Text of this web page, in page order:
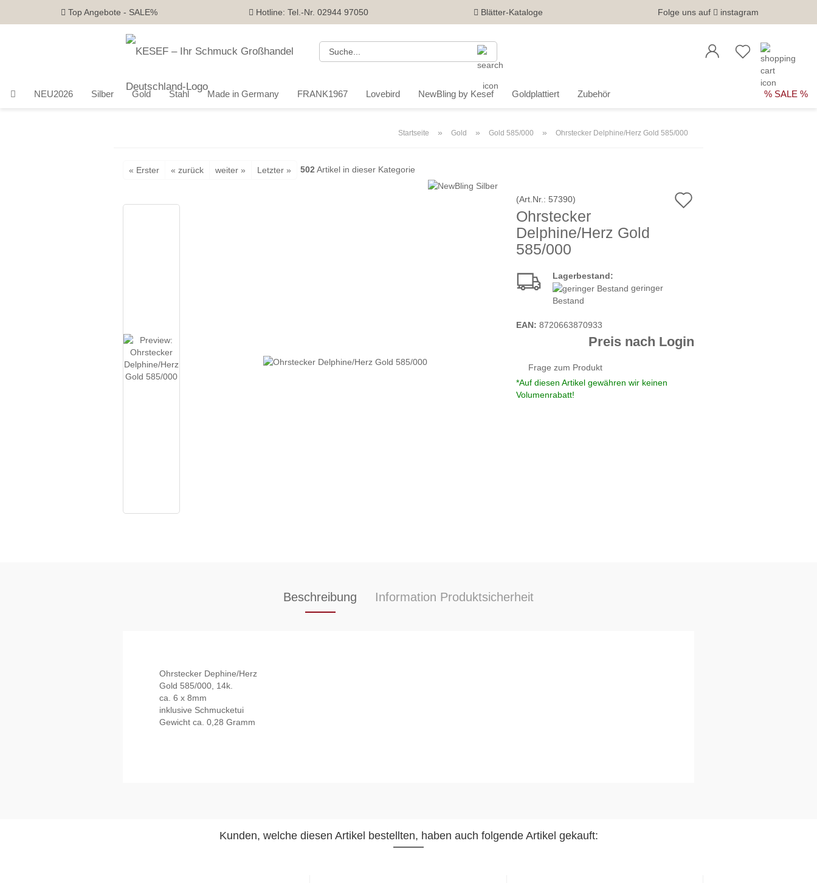
Top Angebote - SALE% Hotline: Tel.-Nr. 02944 97050 Blätter-Kataloge Folge uns auf instagram
NEU2026 Silber Gold Stahl Made in Germany FRANK1967 Lovebird NewBling by Kesef Goldplattiert Zubehör % SALE %
Startseite » Gold » Gold 585/000 » Ohrstecker Delphine/Herz Gold 585/000
« Erster « zurück weiter » Letzter » 502 Artikel in dieser Kategorie
(Art.Nr.: 57390)
Ohrstecker
Delphine/Herz Gold
585/000
Lagerbestand:
geringer
Bestand
EAN: 8720663870933
Preis nach Login
Frage zum Produkt
*Auf diesen Artikel gewähren wir keinen
Volumenrabatt!
Beschreibung Information Produktsicherheit
Ohrstecker Dephine/Herz
Gold 585/000, 14k.
ca. 6 x 8mm
inklusive Schmucketui
Gewicht ca. 0,28 Gramm
Kunden, welche diesen Artikel bestellten, haben auch folgende Artikel gekauft: